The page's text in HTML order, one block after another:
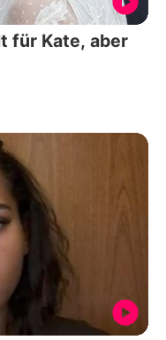
für Kate, aber